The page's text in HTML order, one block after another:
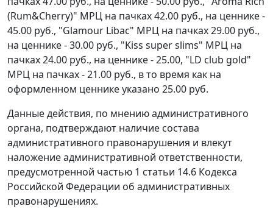
(Rum&Cherry)" МРЦ на пачках 42.00 руб., на ценнике -
45.00 руб., "Glamour Libac" МРЦ на пачках 29.00 руб.,
на ценнике - 30.00 руб., "Kiss super slims" МРЦ на
пачках 24.00 руб., на ценнике - 25.00, "LD club gold"
МРЦ на пачках - 21.00 руб., в то время как на
оформленном ценнике указано 25.00 руб.
Данные действия, по мнению административного
органа, подтверждают наличие состава
административного правонарушения и влекут
наложение административной ответственности,
предусмотренной частью 1 статьи 14.6 Кодекса
Российской Федерации об административных
правонарушениях.